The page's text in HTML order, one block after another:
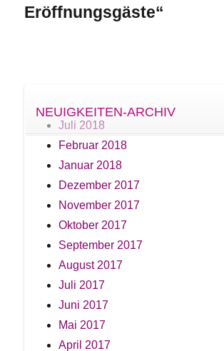
Beitrag:
Eröffnungsgäste“
NEUIGKEITEN-ARCHIV
Juli 2018
Februar 2018
Januar 2018
Dezember 2017
November 2017
Oktober 2017
September 2017
August 2017
Juli 2017
Juni 2017
Mai 2017
April 2017